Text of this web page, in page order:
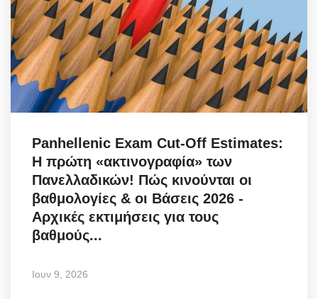
Panhellenic Exam Cut-Off Estimates:
Η πρώτη «ακτινογραφία» των
Πανελλαδικών! Πώς κινούνται οι
βαθμολογίες & οι Βάσεις 2026 -
Αρχικές εκτιμήσεις για τους
βαθμούς...
Ιουν 9, 2026